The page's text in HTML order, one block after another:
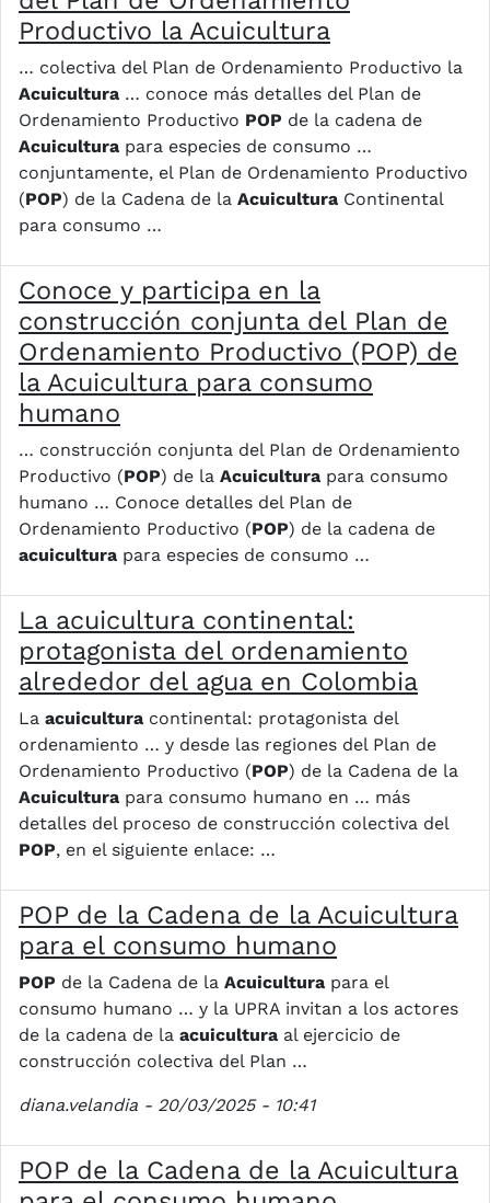
Productivo la Acuicultura
… colectiva del Plan de Ordenamiento Productivo la
Acuicultura … conoce más detalles del Plan de
Ordenamiento Productivo POP de la cadena de
Acuicultura para especies de consumo …
conjuntamente, el Plan de Ordenamiento Productivo
(POP) de la Cadena de la Acuicultura Continental
para consumo …
Conoce y participa en la
construcción conjunta del Plan de
Ordenamiento Productivo (POP) de
la Acuicultura para consumo
humano
… construcción conjunta del Plan de Ordenamiento
Productivo (POP) de la Acuicultura para consumo
humano … Conoce detalles del Plan de
Ordenamiento Productivo (POP) de la cadena de
acuicultura para especies de consumo …
La acuicultura continental:
protagonista del ordenamiento
alrededor del agua en Colombia
La acuicultura continental: protagonista del
ordenamiento … y desde las regiones del Plan de
Ordenamiento Productivo (POP) de la Cadena de la
Acuicultura para consumo humano en … más
detalles del proceso de construcción colectiva del
POP, en el siguiente enlace: …
POP de la Cadena de la Acuicultura
para el consumo humano
POP de la Cadena de la Acuicultura para el
consumo humano … y la UPRA invitan a los actores
de la cadena de la acuicultura al ejercicio de
construcción colectiva del Plan …
diana.velandia - 20/03/2025 - 10:41
POP de la Cadena de la Acuicultura